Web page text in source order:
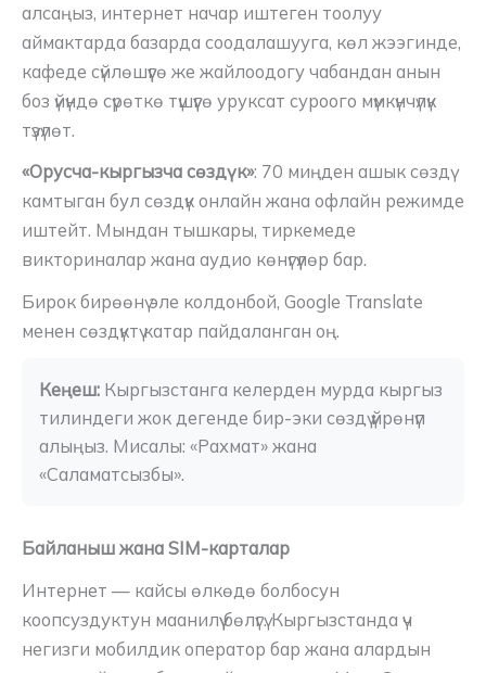
алсаңыз, интернет начар иштеген тоолуу
аймактарда базарда соодалашууга, көл жээгинде,
кафеде сүйлөшүүгө же жайлоодогу чабандан анын
боз үйүндө сүрөткө түшүүгө уруксат суроого мүмкүнчүлүк
түзүлөт.
«Орусча-кыргызча сөздүк»: 70 миңден ашык сөздү
камтыган бул сөздүк онлайн жана офлайн режимде
иштейт. Мындан тышкары, тиркемеде
викториналар жана аудио көнүгүүлөр бар.
Бирок бирөөнү эле колдонбой, Google Translate
менен сөздүктү катар пайдаланган оң.
Кеңеш: Кыргызстанга келерден мурда кыргыз
тилиндеги жок дегенде бир-эки сөздү үйрөнүп
алыңыз. Мисалы: «Рахмат» жана
«Саламатсызбы».
Байланыш жана SIM-карталар
Интернет — кайсы өлкөдө болбосун
коопсуздуктун маанилүү бөлүгү. Кыргызстанда үч
негизги мобилдик оператор бар жана алардын